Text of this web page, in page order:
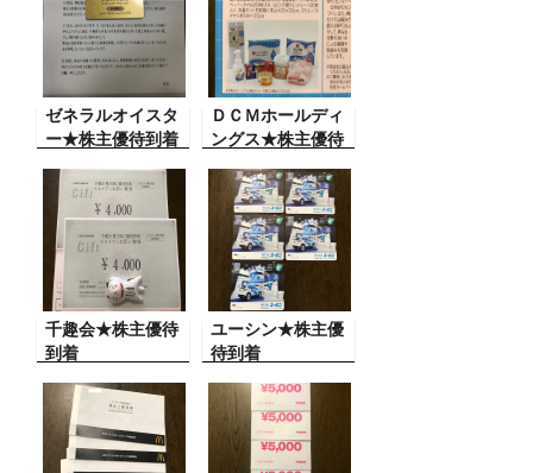
ゼネラルオイスタ
ー★株主優待到着
ＤＣＭホールディ
ングス★株主優待
千趣会★株主優待
到着
ユーシン★株主優
待到着